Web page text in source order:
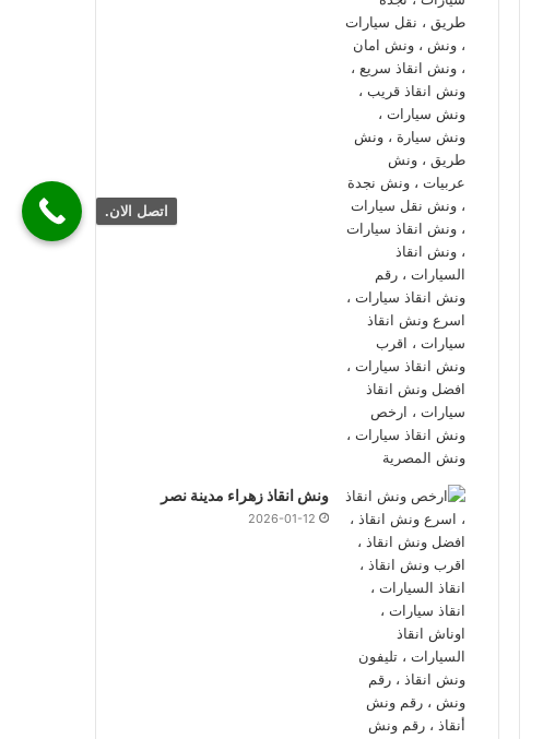
ونش انقاذ زهراء مدينة نصر
2026-01-12
اتصل الان.